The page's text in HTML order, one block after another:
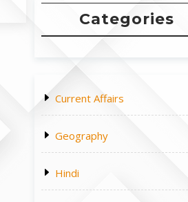
Categories
Current Affairs
Geography
Hindi